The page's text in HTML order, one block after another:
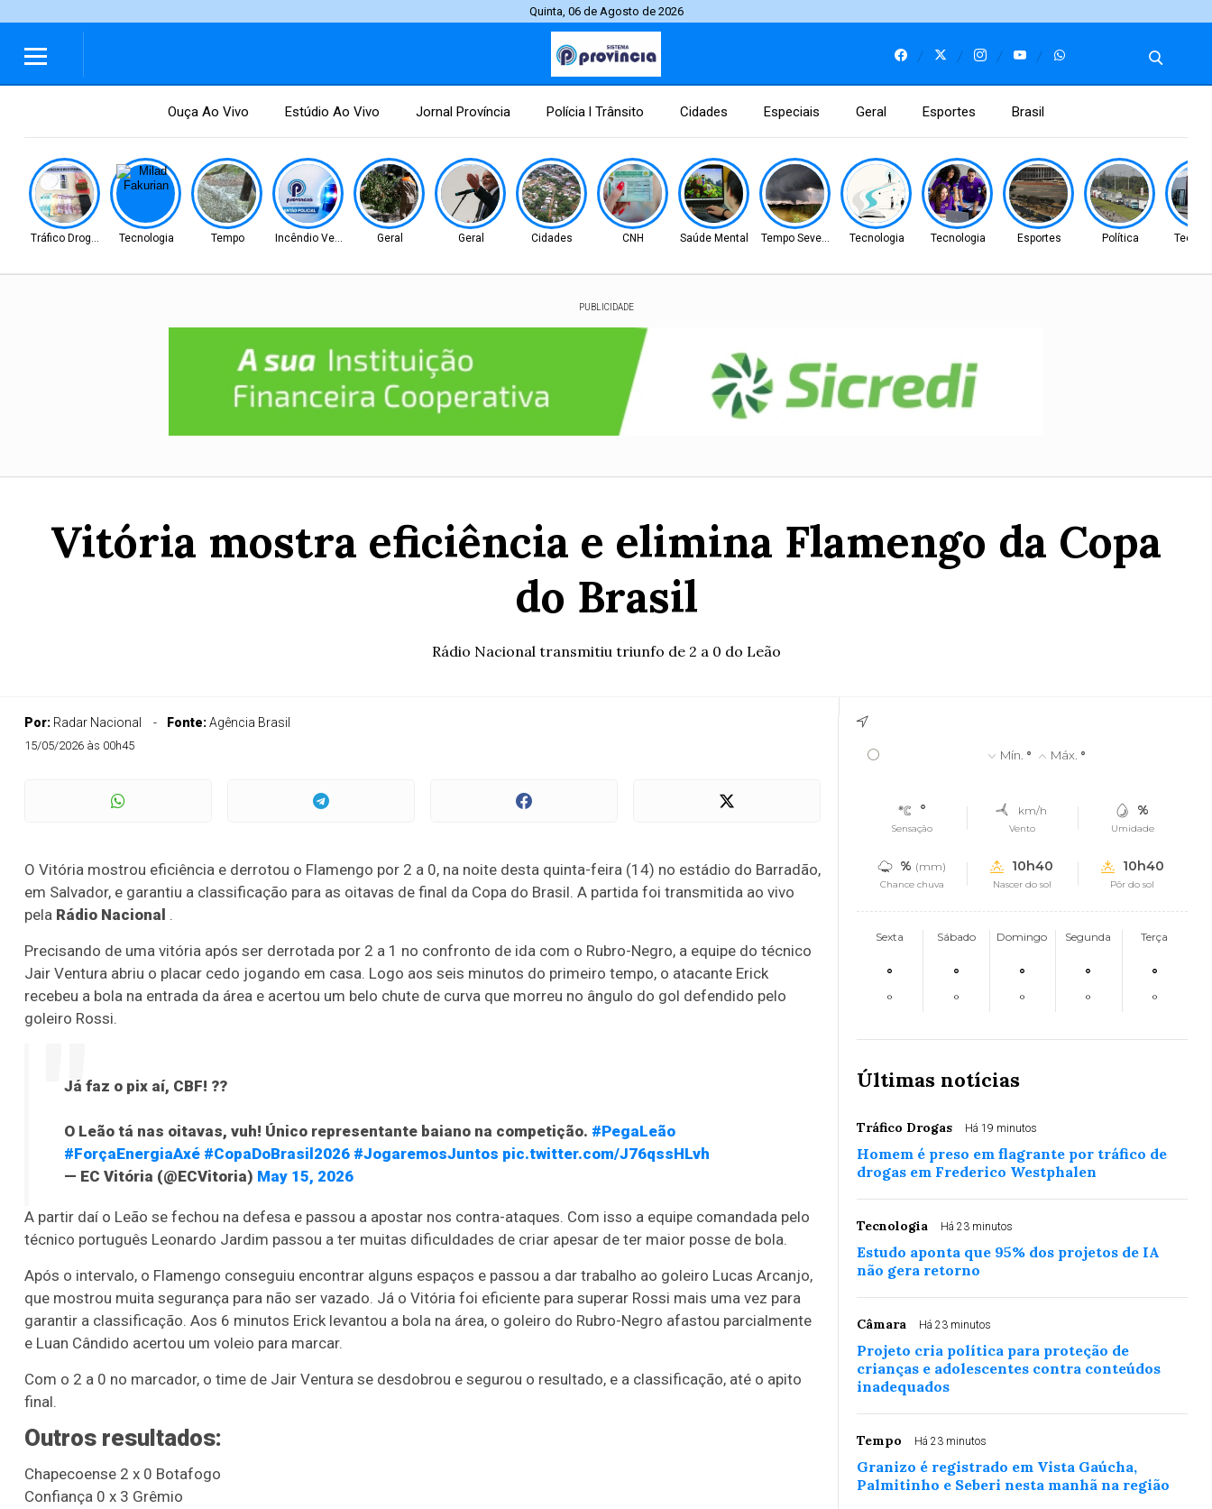
Quinta, 06 de Agosto de 2026
Ouça Ao Vivo Estúdio Ao Vivo Jornal Província Polícia l Trânsito Cidades Especiais Geral Esportes Brasil
Tráfico Drogas Tecnologia Tempo Incêndio Veicular Geral Geral Cidades CNH Saúde Mental Tempo Severo Tecnologia Tecnologia Esportes Política
PUBLICIDADE
Vitória mostra eficiência e elimina Flamengo da Copa
do Brasil
Rádio Nacional transmitiu triunfo de 2 a 0 do Leão
Por: Radar Nacional Fonte:Agência Brasil
15/05/2026 às 00h45
O Vitória mostrou eficiência e derrotou o Flamengo por 2 a 0, na noite desta quinta-feira (14) no estádio do Barradão,
em Salvador, e garantiu a classificação para as oitavas de final da Copa do Brasil. A partida foi transmitida ao vivo
pela Rádio Nacional .
Precisando de uma vitória após ser derrotada por 2 a 1 no confronto de ida com o Rubro-Negro, a equipe do técnico
Jair Ventura abriu o placar cedo jogando em casa. Logo aos seis minutos do primeiro tempo, o atacante Erick
recebeu a bola na entrada da área e acertou um belo chute de curva que morreu no ângulo do gol defendido pelo
goleiro Rossi.
Já faz o pix aí, CBF! ??
O Leão tá nas oitavas, vuh! Único representante baiano na competição. #PegaLeão
#ForçaEnergiaAxé #CopaDoBrasil2026 #JogaremosJuntos pic.twitter.com/J76qssHLvh
— EC Vitória (@ECVitoria) May 15, 2026
A partir daí o Leão se fechou na defesa e passou a apostar nos contra-ataques. Com isso a equipe comandada pelo
técnico português Leonardo Jardim passou a ter muitas dificuldades de criar apesar de ter maior posse de bola.
Após o intervalo, o Flamengo conseguiu encontrar alguns espaços e passou a dar trabalho ao goleiro Lucas Arcanjo,
que mostrou muita segurança para não ser vazado. Já o Vitória foi eficiente para superar Rossi mais uma vez para
garantir a classificação. Aos 6 minutos Erick levantou a bola na área, o goleiro do Rubro-Negro afastou parcialmente
e Luan Cândido acertou um voleio para marcar.
Com o 2 a 0 no marcador, o time de Jair Ventura se desdobrou e segurou o resultado, e a classificação, até o apito
final.
Outros resultados:
Chapecoense 2 x 0 Botafogo
Confiança 0 x 3 Grêmio
° Mín. ° Máx. °
°
Sensação
km/h
Vento
%
Umidade
% (mm)
Chance chuva
10h40
Nascer do sol
10h40
Pôr do sol
Sexta
°
°
Sábado
°
°
Domingo
°
°
Segunda
°
°
Terça
°
°
Últimas notícias
Tráfico Drogas Há 19 minutos
Homem é preso em flagrante por tráfico de
drogas em Frederico Westphalen
Tecnologia Há 23 minutos
Estudo aponta que 95% dos projetos de IA
não gera retorno
Câmara Há 23 minutos
Projeto cria política para proteção de
crianças e adolescentes contra conteúdos
inadequados
Tempo Há 23 minutos
Granizo é registrado em Vista Gaúcha,
Palmitinho e Seberi nesta manhã na região